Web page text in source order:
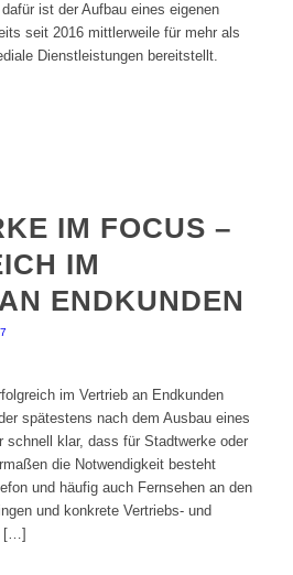
ist der Aufbau eines eigenen
seit 2016 mittlerweile für mehr als
Dienstleistungen bereitstellt.
IM FOCUS –
IM
ENDKUNDEN
im Vertrieb an Endkunden
spätestens nach dem Ausbau eines
schnell klar, dass für Stadtwerke oder
die Notwendigkeit besteht
und häufig auch Fernsehen an den
und konkrete Vertriebs- und
[…]